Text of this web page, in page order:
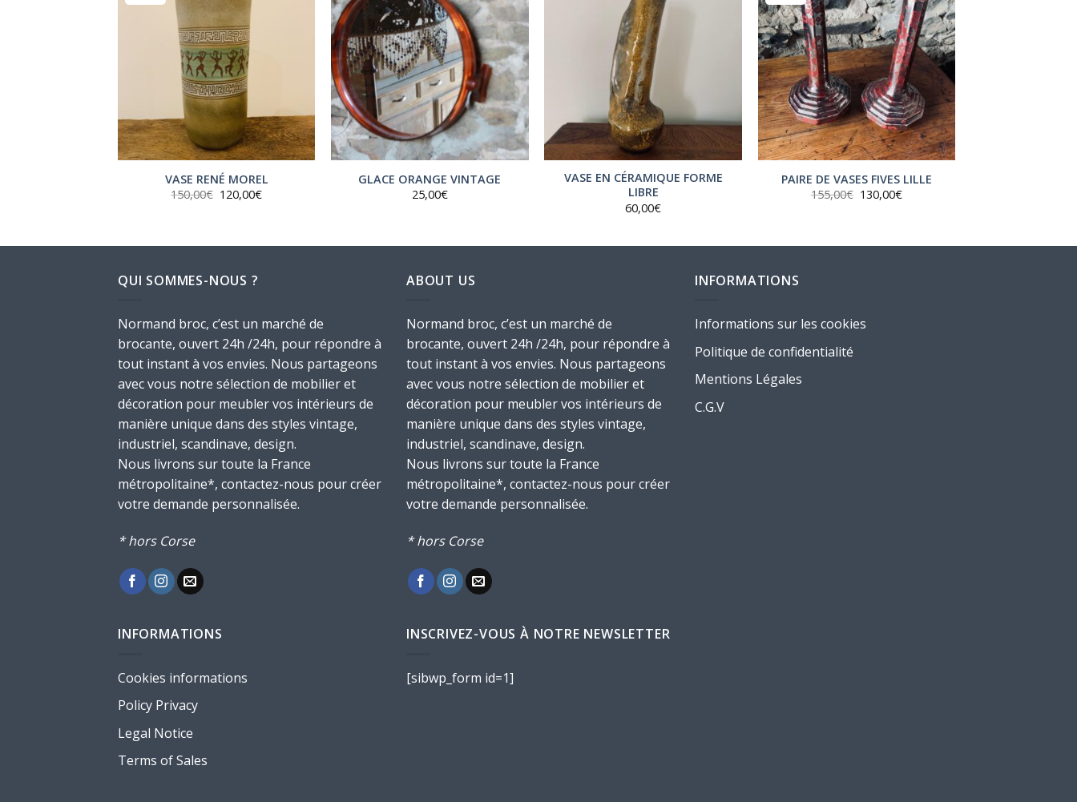
[sibwp_form id=1]
VASE RENÉ MOREL
150,00€ Le
prix
120,00€Le
GLACE ORANGE VINTAGE
25,00€
VASE EN CÉRAMIQUE FORME
LIBRE
60,00€
PAIRE DE VASES FIVES LILLE
155,00€ Le
prix
130,00€Le
QUI SOMMES-NOUS ?
Normand broc, c’est un marché de
brocante, ouvert 24h /24h, pour répondre à
tout instant à vos envies. Nous partageons
avec vous notre sélection de mobilier et
décoration pour meubler vos intérieurs de
manière unique dans des styles vintage,
industriel, scandinave, design.
Nous livrons sur toute la France
métropolitaine*, contactez-nous pour créer
votre demande personnalisée.
* hors Corse
ABOUT US
Normand broc, c’est un marché de
brocante, ouvert 24h /24h, pour répondre à
tout instant à vos envies. Nous partageons
avec vous notre sélection de mobilier et
décoration pour meubler vos intérieurs de
manière unique dans des styles vintage,
industriel, scandinave, design.
Nous livrons sur toute la France
métropolitaine*, contactez-nous pour créer
votre demande personnalisée.
* hors Corse
INFORMATIONS
Informations sur les cookies
Politique de confidentialité
Mentions Légales
C.G.V
INFORMATIONS
Cookies informations
Policy Privacy
Legal Notice
Terms of Sales
INSCRIVEZ-VOUS À NOTRE NEWSLETTER
[sibwp_form id=1]